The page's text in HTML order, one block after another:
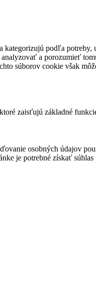
podľa potreby,
a porozumieť
súborov cookie však
zaisťujú základné
osobných údajov
je potrebné získať